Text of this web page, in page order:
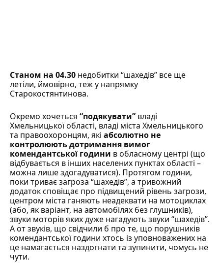
Станом на 04.30 недобитки “шахедів” все ще
летіли, ймовірно, теж у напрямку
Старокостянтинова.
Окремо хочеться “подякувати” владі
Хмельницької області, владі міста Хмельницького
та правоохоронцям, які абсолютно не
контролюють дотримання вимог
комендантської години в обласному центрі (що
відбувається в інших населених пунктах області –
можна лише здогадуватися). Протягом години,
поки триває загроза “шахедів”, а тривожний
додаток сповіщає про підвищений рівень загрози,
центром міста ганяють неадеквати на мотоциклах
(або, як варіант, на автомобілях без глушників),
звуки моторів яких дуже нагадують звуки “шахедів”.
А от звуків, що свідчили б про те, що порушників
комендантської години хтось із уповноважених на
це намагається наздогнати та зупинити, чомусь не
чути.